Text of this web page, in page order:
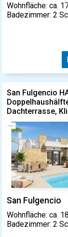
Wohnfläche: ca.
Badezimmer: 2
San Fulgencio
Dachterrasse,
San Fulgencio
Wohnfläche: ca.
Badezimmer: 2